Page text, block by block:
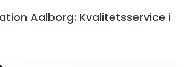
Aalborg: Kvalitetsservice i